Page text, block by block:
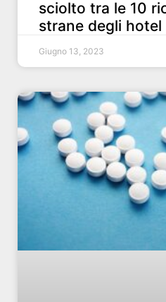
sciolto tra le 10
strane degli hotel
Giugno 13, 2023